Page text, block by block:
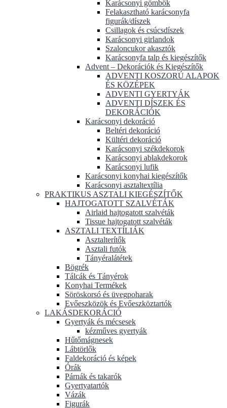
Karácsonyi gömbök
Felakasztható karácsonyfa
figurák/díszek
Csillagok és csúcsdíszek
Karácsonyi girlandok
Szaloncukor akasztók
Karácsonyfa talp és kiegészítők
Advent – Dekorációk és Kiegészítők
ADVENTI KOSZORÚ ALAPOK
ÉS KÖZÉPEK
ADVENTI GYERTYÁK
ADVENTI DÍSZEK ÉS
DEKORÁCIÓK
Karácsonyi dekoráció
Beltéri dekoráció
Kültéri dekoráció
Karácsonyi székdekorok
Karácsonyi ablakdekorok
Karácsonyi lufik
Karácsonyi konyhai kiegészítők
Karácsonyi asztaltextília
PRAKTIKUS ASZTALI KIEGÉSZÍTŐK
HAJTOGATOTT SZALVÉTÁK
Airlaid hajtogatott szalvéták
Tissue hajtogatott szalvéták
ASZTALI TEXTÍLIÁK
Asztalterítők
Asztali futók
Tányéralátétek
Bögrék
Tálcák és Tányérok
Konyhai Termékek
Söröskorsó és üvegpoharak
Evőeszközök és Evőeszköztartók
LAKÁSDEKORÁCIÓ
Gyertyák és mécsesek
kézműves gyertyák
Hűtőmágnesek
Lábtörlők
Faldekoráció és képek
Órák
Párnák és takarók
Gyertyatartók
Vázák
Figurák